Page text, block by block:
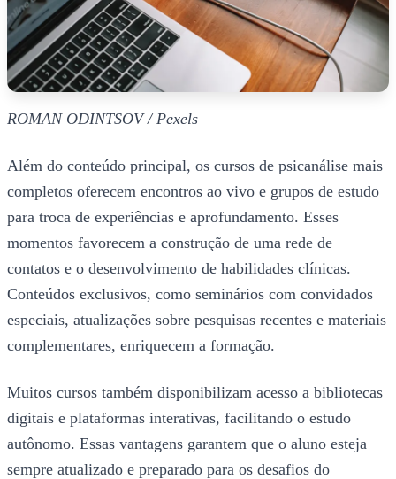
ROMAN ODINTSOV / Pexels
Além do conteúdo principal, os cursos de psicanálise mais
completos oferecem encontros ao vivo e grupos de estudo
para troca de experiências e aprofundamento. Esses
momentos favorecem a construção de uma rede de
contatos e o desenvolvimento de habilidades clínicas.
Conteúdos exclusivos, como seminários com convidados
especiais, atualizações sobre pesquisas recentes e materiais
complementares, enriquecem a formação.
Muitos cursos também disponibilizam acesso a bibliotecas
digitais e plataformas interativas, facilitando o estudo
autônomo. Essas vantagens garantem que o aluno esteja
sempre atualizado e preparado para os desafios do